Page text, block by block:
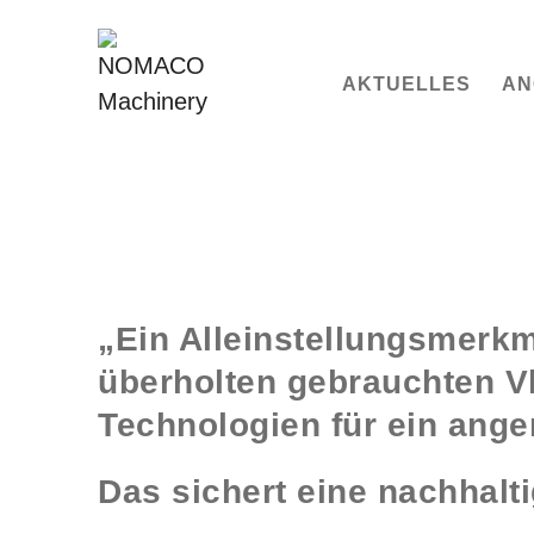
AKTUELLES
„Ein
überholten gebrauchten
Technologien für ein
Das sichert eine